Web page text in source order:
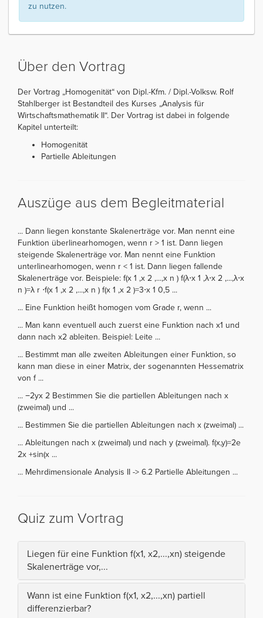
zu nutzen.
Über den Vortrag
Der Vortrag „Homogenität“ von Dipl.-Kfm. / Dipl.-Volksw. Rolf
Stahlberger ist Bestandteil des Kurses „Analysis für
Wirtschaftsmathematik II“. Der Vortrag ist dabei in folgende
Kapitel unterteilt:
Homogenität
Partielle Ableitungen
Auszüge aus dem Begleitmaterial
... Dann liegen konstante Skalenerträge vor. Man nennt eine
Funktion überlinearhomogen, wenn r > 1 ist. Dann liegen
steigende Skalenerträge vor. Man nennt eine Funktion
unterlinearhomogen, wenn r < 1 ist. Dann liegen fallende
Skalenerträge vor. Beispiele: f(x 1 ,x 2 ,...,x n ) f(λ⋅x 1 ,λ⋅x 2 ,...,λ⋅x
n )=λ r ⋅f(x 1 ,x 2 ,...,x n ) f(x 1 ,x 2 )=3⋅x 1 0,5 ...
... Eine Funktion heißt homogen vom Grade r, wenn ...
... Man kann eventuell auch zuerst eine Funktion nach x1 und
dann nach x2 ableiten. Beispiel: Leite ...
... Bestimmt man alle zweiten Ableitungen einer Funktion, so
kann man diese in einer Matrix, der sogenannten Hessematrix
von f ...
... −2yx 2 Bestimmen Sie die partiellen Ableitungen nach x
(zweimal) und ...
... Bestimmen Sie die partiellen Ableitungen nach x (zweimal) ...
... Ableitungen nach x (zweimal) und nach y (zweimal). f(x,y)=2e
2x +sin(x ...
... Mehrdimensionale Analysis II -> 6.2 Partielle Ableitungen ...
Quiz zum Vortrag
Liegen für eine Funktion f(x1, x2,...,xn) steigende
Skalenerträge vor,...
Wann ist eine Funktion f(x1, x2,...,xn) partiell
differenzierbar?